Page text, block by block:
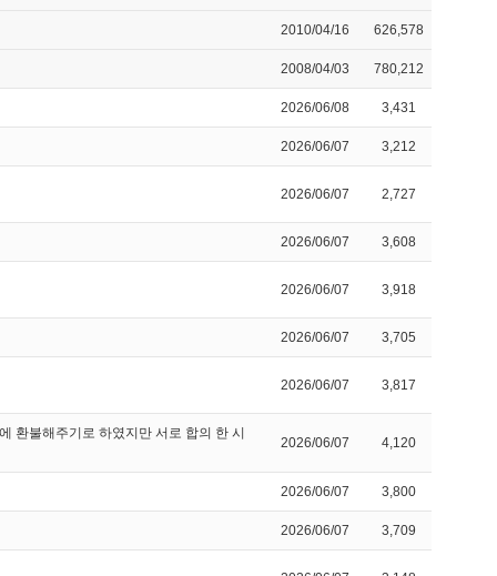
2010/04/16 626,578
2008/04/03 780,212
2026/06/08 3,431
2026/06/07 3,212
2026/06/07 2,727
2026/06/07 3,608
2026/06/07 3,918
2026/06/07 3,705
2026/06/07 3,817
환불해주기로 하였지만 서로 합의 한 시
2026/06/07 4,120
2026/06/07 3,800
2026/06/07 3,709